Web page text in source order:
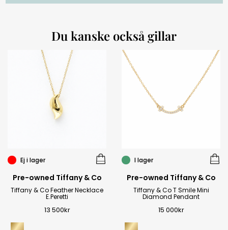
Du kanske också gillar
Ej i lager
Pre-owned Tiffany & Co
Tiffany & Co Feather Necklace
E.Peretti
13 500kr
I lager
Pre-owned Tiffany & Co
Tiffany & Co T Smile Mini
Diamond Pendant
15 000kr